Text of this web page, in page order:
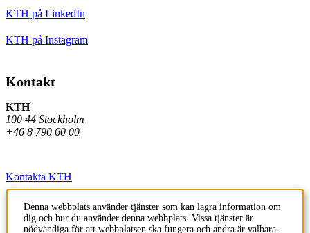
KTH på LinkedIn
KTH på Instagram
Kontakt
KTH
100 44 Stockholm
+46 8 790 60 00
Kontakta KTH
Jobba på KTH
Press och media
Denna webbplats använder tjänster som kan lagra information om
dig och hur du använder denna webbplats. Vissa tjänster är
nödvändiga för att webbplatsen ska fungera och andra är valbara.